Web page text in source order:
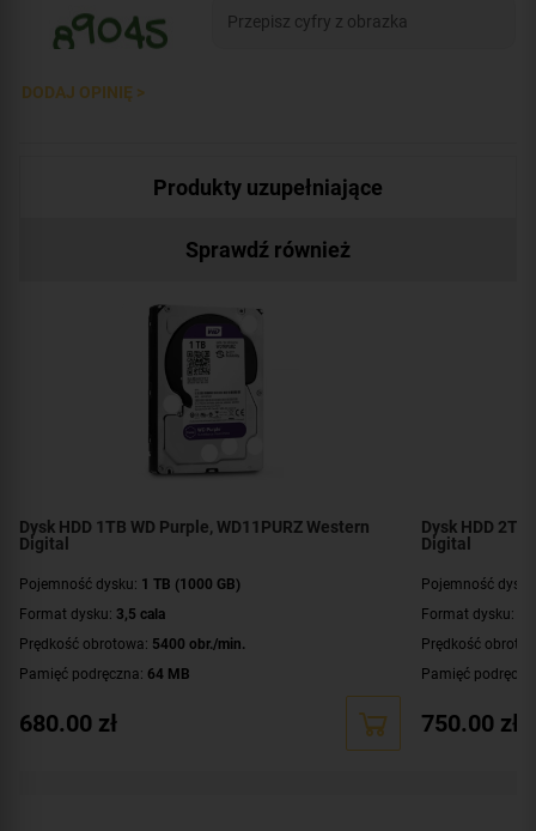
DODAJ OPINIĘ >
Produkty uzupełniające
Sprawdź również
Dysk HDD 1TB WD Purple, WD11PURZ Western
Digital
Pojemność dysku: 1 TB (1000 GB)
Format dysku: 3,5 cala
Prędkość obrotowa: 5400 obr./min.
Pamięć podręczna: 64 MB
Przeznaczenie:
praca ciągła 24/7 - systemy monitoringu
680.00 zł
Dysk HDD 2TB
Digital
Pojemność
Format dysku:
Prędkość
Pamięć
Przeznaczenie:
750.00 zł